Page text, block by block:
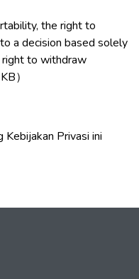
the right to
a decision based solely
right to withdraw
）
Privasi ini